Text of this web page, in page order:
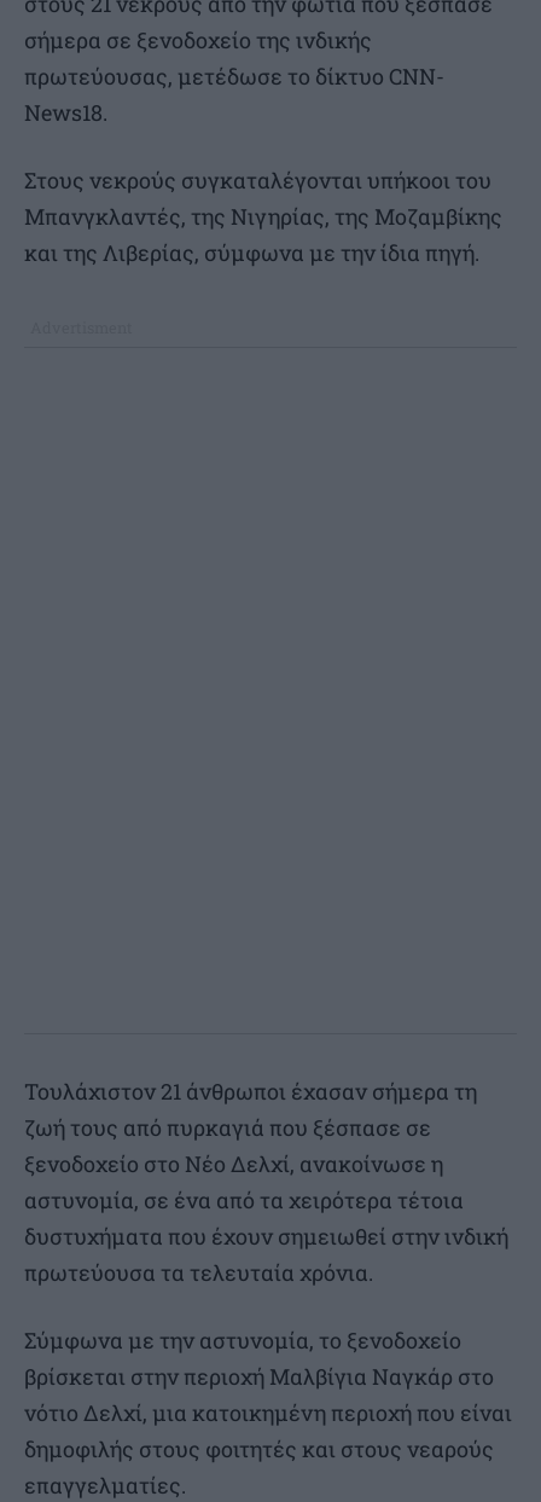
σήμερα σε ξενοδοχείο της ινδικής
πρωτεύουσας, μετέδωσε το δίκτυο ⁠CNN-
News18.
Στους νεκρούς συγκαταλέγονται υπήκοοι του
Μπανγκλαντές, της Νιγηρίας, της Μοζαμβίκης
και της Λιβερίας, σύμφωνα με την ίδια πηγή.
Τουλάχιστον 21 άνθρωποι έχασαν σήμερα τη
ζωή τους από πυρκαγιά που ξέσπασε σε
ξενοδοχείο στο Νέο Δελχί, ανακοίνωσε η
αστυνομία, σε ένα από τα χειρότερα τέτοια
δυστυχήματα που έχουν σημειωθεί στην ινδική
πρωτεύουσα τα τελευταία χρόνια.
Σύμφωνα με την αστυνομία, το ξενοδοχείο
βρίσκεται στην περιοχή Μαλβίγια Ναγκάρ στο
νότιο Δελχί, μια κατοικημένη περιοχή που είναι
δημοφιλής στους φοιτητές και στους νεαρούς
επαγγελματίες.